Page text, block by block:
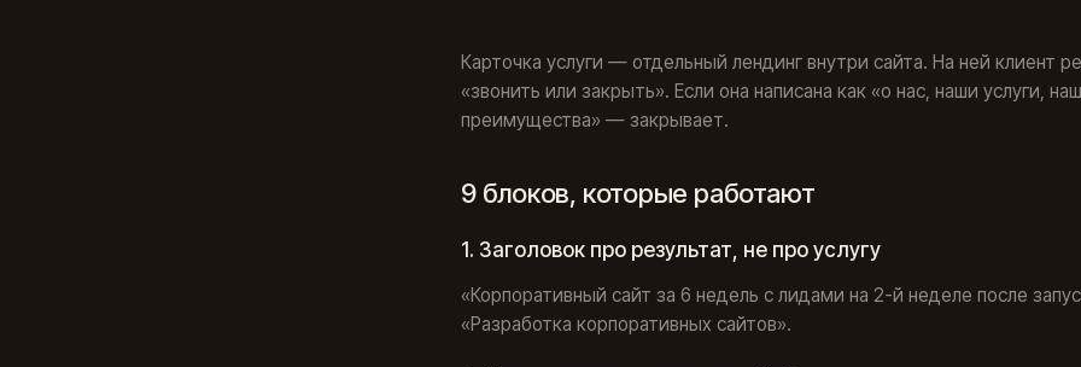
Карточка услуги — отдельный лендинг внутри сайта. На ней клиент
«звонить или закрыть». Если она написана как «о нас, наши услуги,
преимущества» — закрывает.
9 блоков, которые работают
1. Заголовок про результат, не про услугу
«Корпоративный сайт за 6 недель с лидами на 2-й неделе после
«Разработка корпоративных сайтов».